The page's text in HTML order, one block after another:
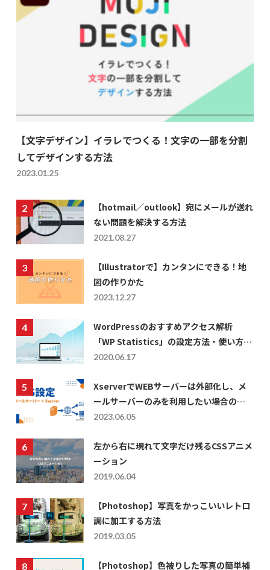
【文字デザイン】イラレでつくる！文字の一部を分割
してデザインする方法
2023.01.25
【hotmail／outlook】宛にメールが送れ
ない問題を解決する方法
2021.08.27
【Illustratorで】カンタンにできる！地
図の作りかた
2023.12.27
WordPressのおすすめアクセス解析
「WP Statistics」の設定方法・使い方に
ついて
2020.06.17
XserverでWEBサーバーは外部化し、メ
ールサーバーのみを利用したい場合の
DNS設定
2023.06.05
左から右に現れて文字だけ残るCSSアニメ
ーション
2019.06.04
【Photoshop】写真をかっこいいレトロ
調に加工する方法
2019.03.05
【Photoshop】色被りした写真の簡単補